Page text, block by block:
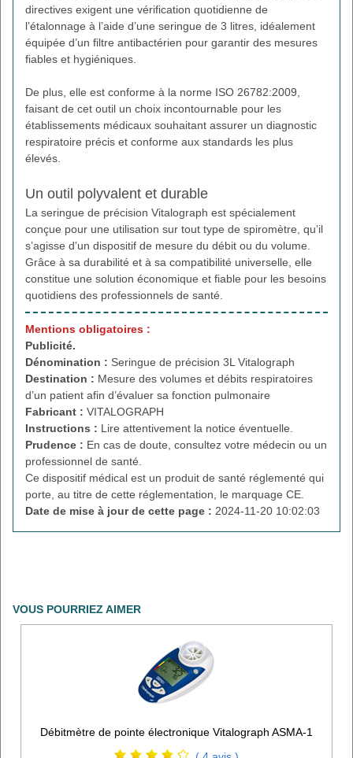
directives exigent une vérification quotidienne de
l’étalonnage à l’aide d’une seringue de 3 litres, idéalement
équipée d’un filtre antibactérien pour garantir des mesures
fiables et hygiéniques.
De plus, elle est conforme à la norme ISO 26782:2009,
faisant de cet outil un choix incontournable pour les
établissements médicaux souhaitant assurer un diagnostic
respiratoire précis et conforme aux standards les plus
élevés.
Un outil polyvalent et durable
La seringue de précision Vitalograph est spécialement
conçue pour une utilisation sur tout type de spiromètre, qu’il
s’agisse d’un dispositif de mesure du débit ou du volume.
Grâce à sa durabilité et à sa compatibilité universelle, elle
constitue une solution économique et fiable pour les besoins
quotidiens des professionnels de santé.
Mentions obligatoires :
Publicité.
Dénomination : Seringue de précision 3L Vitalograph
Destination : Mesure des volumes et débits respiratoires
d’un patient afin d’évaluer sa fonction pulmonaire
Fabricant : VITALOGRAPH
Instructions : Lire attentivement la notice éventuelle.
Prudence : En cas de doute, consultez votre médecin ou un
professionnel de santé.
Ce dispositif médical est un produit de santé réglementé qui
porte, au titre de cette réglementation, le marquage CE.
Date de mise à jour de cette page : 2024-11-20 10:02:03
VOUS POURRIEZ AIMER
Débitmètre de pointe électronique Vitalograph ASMA-1